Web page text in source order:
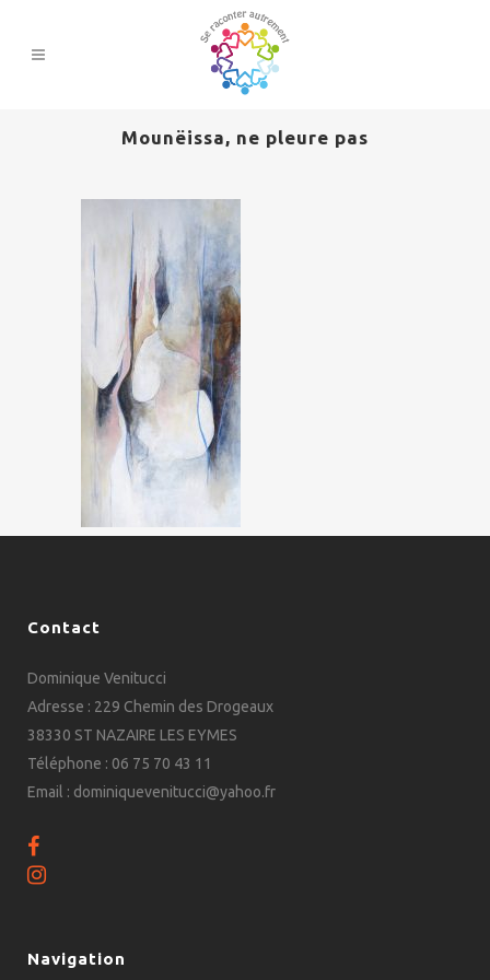
Mounëissa, ne pleure pas
Contact
Dominique Venitucci
Adresse : 229 Chemin des Drogeaux
38330 ST NAZAIRE LES EYMES
Téléphone : 06 75 70 43 11
Email : dominiquevenitucci@yahoo.fr
Navigation